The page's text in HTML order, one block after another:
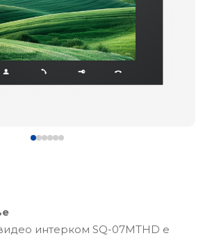
интерком SQ-07MTHD е